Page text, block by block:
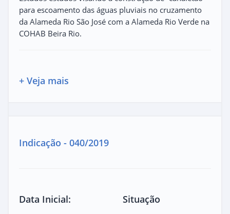
para escoamento das águas pluviais no cruzamento
da Alameda Rio São José com a Alameda Rio Verde na
COHAB Beira Rio.
+ Veja mais
Indicação - 040/2019
Data Inicial: Situação